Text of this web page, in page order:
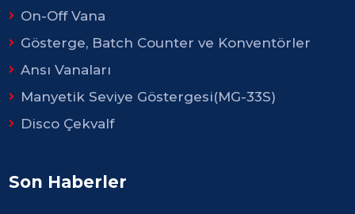
On-Off Vana
Gösterge, Batch Counter ve Konventörler
Ansı Vanaları
Manyetik Seviye Göstergesi(MG-33S)
Disco Çekvalf
Son Haberler